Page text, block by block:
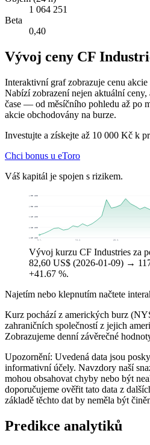
1 064 251
Beta
0,40
Vývoj ceny CF
Interaktivní graf zobrazuje cenu
Nabízí zobrazení nejen aktuální
čase — od měsíčního pohledu až po
akcie obchodovány na burze.
Investujte a získejte až 10 000 Kč k
Chci bonus u eToro
Váš kapitál je spojen s rizikem.
78,20 US$
94,15 US$
110,10 US$
126,05 US$
142,00 US$
9. 1. 13. 2. 20. 3.
Vývoj kurzu CF Industries za
82,60 US$ (2026-01-09) →
+41.67 %.
Najetím nebo klepnutím načtete
Kurz pochází z amerických burz
zahraničních společností z jejich
Zobrazujeme denní závěrečné
Upozornění: Uvedená data jsou
informativní účely. Navzdory naší
mohou obsahovat chyby nebo být
doporučujeme ověřit tato data z
základě těchto dat by neměla být
Predikce analytiků